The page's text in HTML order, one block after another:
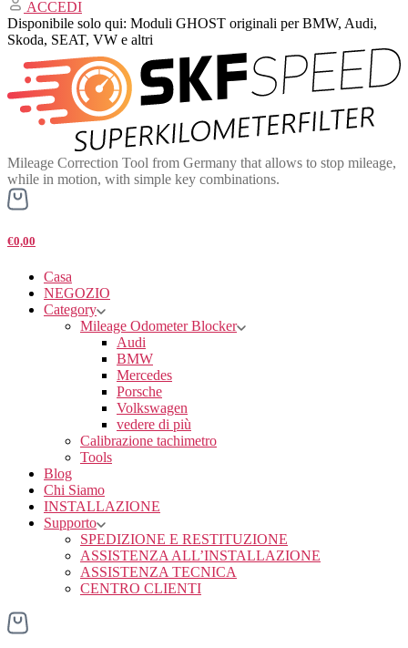
ACCEDI
Disponibile solo qui: Moduli GHOST originali per BMW, Audi,
Skoda, SEAT, VW e altri
Mileage Correction Tool from Germany that allows to stop mileage,
while in motion, with simple key combinations.
€0,00
Casa
NEGOZIO
Category
Mileage Odometer Blocker
Audi
BMW
Mercedes
Porsche
Volkswagen
vedere di più
Calibrazione tachimetro
Tools
Blog
Chi Siamo
INSTALLAZIONE
Supporto
SPEDIZIONE E RESTITUZIONE
ASSISTENZA ALL’INSTALLAZIONE
ASSISTENZA TECNICA
CENTRO CLIENTI